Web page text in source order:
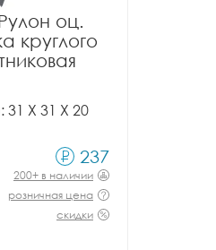
оц.
круглого
X 31 X 20
237
200+ в наличии
розничная цена
скидки